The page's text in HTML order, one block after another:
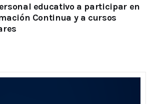
educativo a participar en
Continua y a cursos